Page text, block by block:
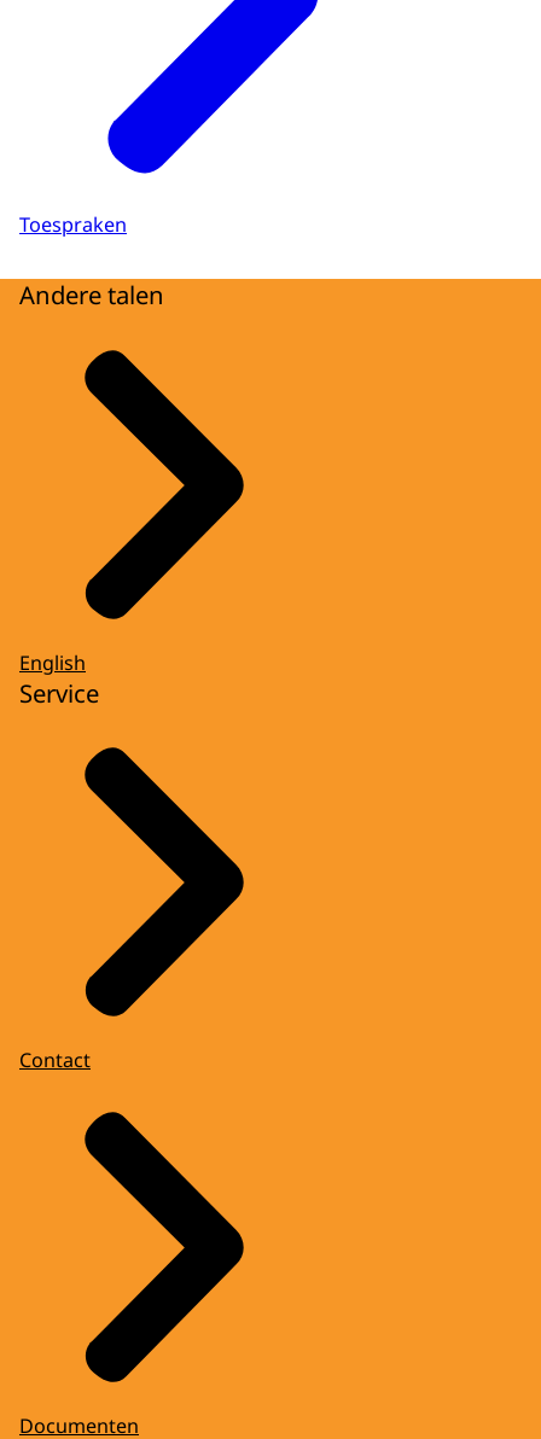
Toespraken
Andere talen
English
Service
Contact
Documenten